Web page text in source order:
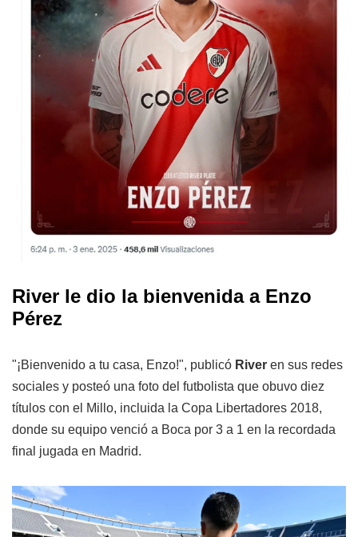
River le dio la bienvenida a Enzo
Pérez
"¡Bienvenido a tu casa, Enzo!", publicó River en sus redes
sociales y posteó una foto del futbolista que obuvo diez
títulos con el Millo, incluida la Copa Libertadores 2018,
donde su equipo venció a Boca por 3 a 1 en la recordada
final jugada en Madrid.